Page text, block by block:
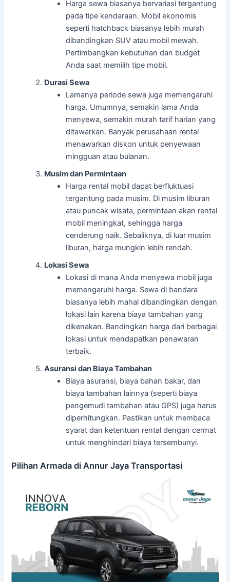
Harga sewa biasanya bervariasi tergantung
pada tipe kendaraan. Mobil ekonomis
seperti hatchback biasanya lebih murah
dibandingkan SUV atau mobil mewah.
Pertimbangkan kebutuhan dan budget
Anda saat memilih tipe mobil.
Durasi Sewa
Lamanya periode sewa juga memengaruhi
harga. Umumnya, semakin lama Anda
menyewa, semakin murah tarif harian yang
ditawarkan. Banyak perusahaan rental
menawarkan diskon untuk penyewaan
mingguan atau bulanan.
Musim dan Permintaan
Harga rental mobil dapat berfluktuasi
tergantung pada musim. Di musim liburan
atau puncak wisata, permintaan akan rental
mobil meningkat, sehingga harga
cenderung naik. Sebaliknya, di luar musim
liburan, harga mungkin lebih rendah.
Lokasi Sewa
Lokasi di mana Anda menyewa mobil juga
memengaruhi harga. Sewa di bandara
biasanya lebih mahal dibandingkan dengan
lokasi lain karena biaya tambahan yang
dikenakan. Bandingkan harga dari berbagai
lokasi untuk mendapatkan penawaran
terbaik.
Asuransi dan Biaya Tambahan
Biaya asuransi, biaya bahan bakar, dan
biaya tambahan lainnya (seperti biaya
pengemudi tambahan atau GPS) juga harus
diperhitungkan. Pastikan untuk membaca
syarat dan ketentuan rental dengan cermat
untuk menghindari biaya tersembunyi.
Pilihan Armada di Annur Jaya Transportasi